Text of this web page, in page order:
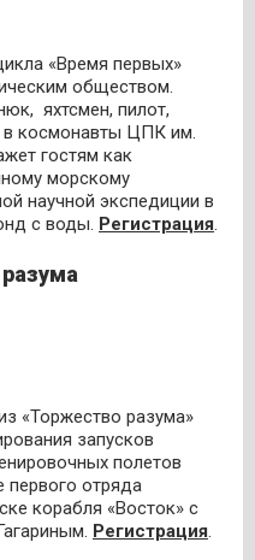
«Время первых»
обществом.
яхтсмен, пилот,
в космонавты ЦПК им.
гостям как
морскому
научной экспедиции в
с воды. Регистрация.
«Торжество разума»
запусков
полетов
первого отряда
корабля «Восток» с
Регистрация.